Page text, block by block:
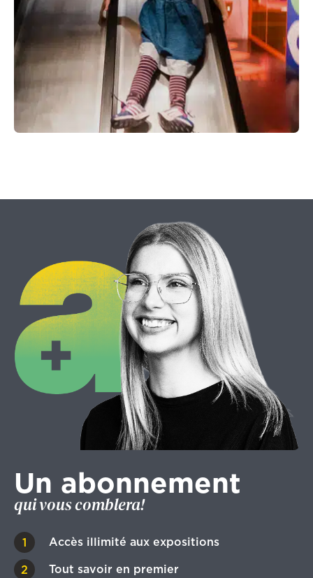
Un abonnement
qui vous comblera!
Accès illimité aux expositions
Tout savoir en premier